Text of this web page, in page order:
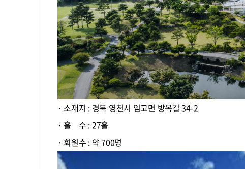
· 소재지 : 경북 영천시 임고면 방목길 34-2
· 홀 수 : 27홀
· 회원수 : 약 700명